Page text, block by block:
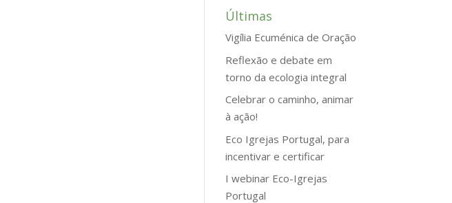
Últimas
Vigília Ecuménica de Oração
Reflexão e debate em
torno da ecologia integral
Celebrar o caminho, animar
à ação!
Eco Igrejas Portugal, para
incentivar e certificar
I webinar Eco-Igrejas
Portugal